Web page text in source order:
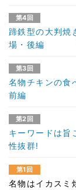
第4回
蹄鉄型の大判焼
場・後編
第3回
名物チキンの食
前編
第2回
キーワードは旨
性抜群!
第1回
名物はイカスミ